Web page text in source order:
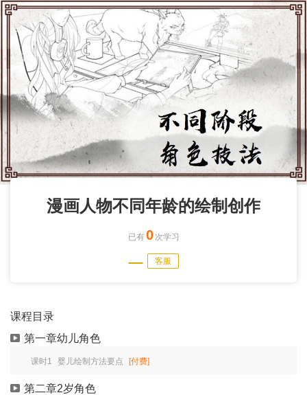
漫画人物不同年龄的绘制创作
已有0 次学习
客服
课程目录
第一章幼儿角色
课时1 婴儿绘制方法要点 [付费]
第二章2岁角色